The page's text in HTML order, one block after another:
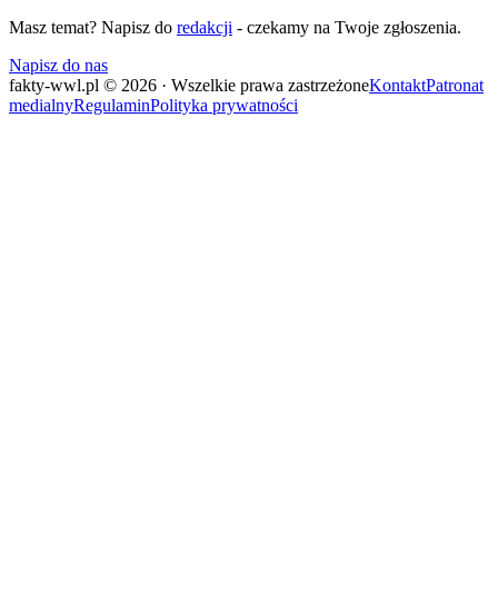
Masz temat? Napisz do redakcji - czekamy na Twoje zgłoszenia.
Napisz do nas
fakty-wwl.pl © 2026 · Wszelkie prawa zastrzeżoneKontaktPatronat
medialnyRegulaminPolityka prywatności